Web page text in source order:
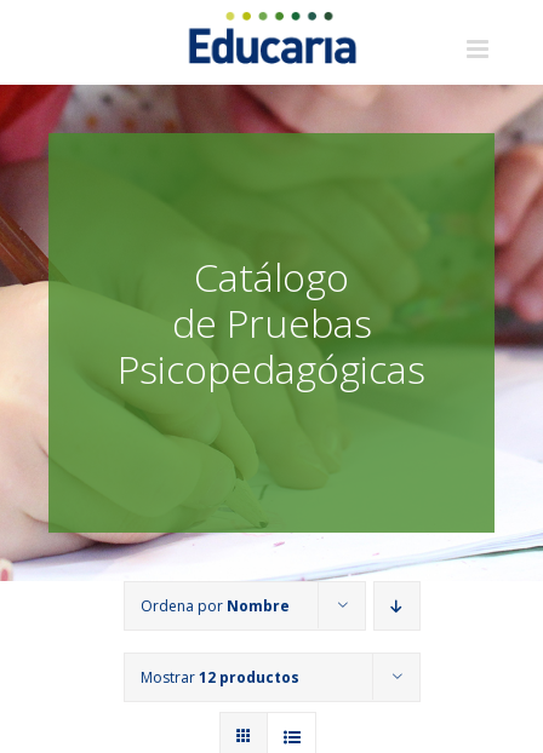
Catálogo
de Pruebas
Psicopedagógicas
Ordena por Nombre
Mostrar12 productos